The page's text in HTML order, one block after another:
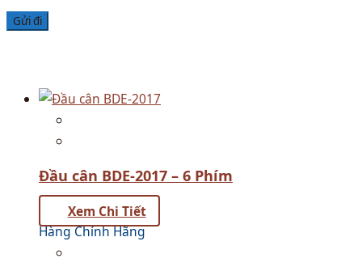
Đầu cân BDE-2017 – 6 Phím
Xem Chi Tiết
Hàng Chính Hãng